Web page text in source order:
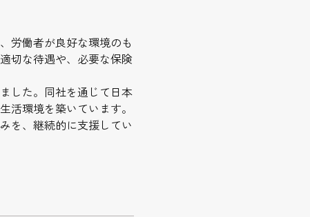
労働者が良好な環境のも
切な待遇や、必要な保険
した。同社を通じて日本
活環境を築いています。
を、継続的に支援してい